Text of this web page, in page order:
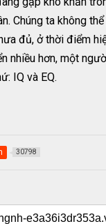
Chúng ta không
đủ, ở thời điểm
nhiều hơn, một
IQ và EQ.
30798